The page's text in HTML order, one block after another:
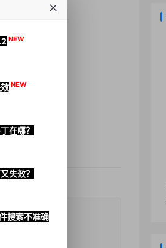
NEW
NEW
在哪？
失效？
搜索不准确